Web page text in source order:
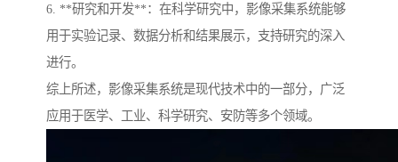
6. **研究和开发**：在科学研究中，影像采集系统能够
用于实验记录、数据分析和结果展示，支持研究的深入
进行。
综上所述，影像采集系统是现代技术中的一部分，广泛
应用于医学、工业、科学研究、安防等多个领域。